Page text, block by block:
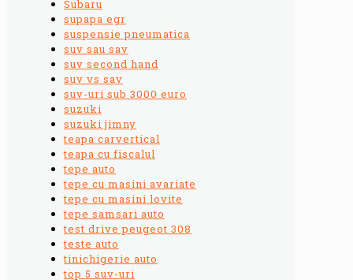
Subaru
supapa egr
suspensie pneumatica
suv sau sav
suv second hand
suv vs sav
suv-uri sub 3000 euro
suzuki
suzuki jimny
teapa carvertical
teapa cu fiscalul
tepe auto
tepe cu masini avariate
tepe cu masini lovite
tepe samsari auto
test drive peugeot 308
teste auto
tinichigerie auto
top 5 suv-uri